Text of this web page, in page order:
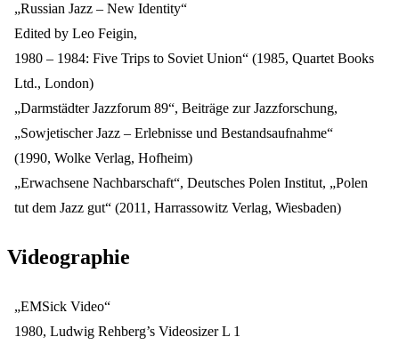
„Russian Jazz – New Identity“
Edited by Leo Feigin,
1980 – 1984: Five Trips to Soviet Union“ (1985, Quartet Books
Ltd., London)
„Darmstädter Jazzforum 89“, Beiträge zur Jazzforschung,
„Sowjetischer Jazz – Erlebnisse und Bestandsaufnahme“
(1990, Wolke Verlag, Hofheim)
„Erwachsene Nachbarschaft“, Deutsches Polen Institut, „Polen
tut dem Jazz gut“ (2011, Harrassowitz Verlag, Wiesbaden)
Videographie
„EMSick Video“
1980, Ludwig Rehberg’s Videosizer L 1